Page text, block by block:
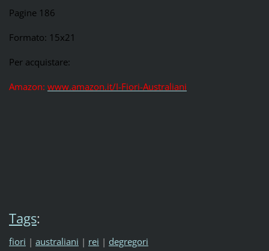
Pagine 186
Formato: 15x21
Per acquistare:
Amazon: www.amazon.it/I-Fiori-Australiani
Tags:
fiori | australiani | rei | degregori